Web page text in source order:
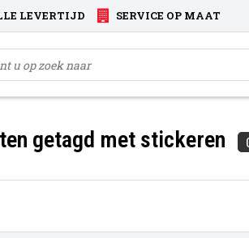
LEVERTIJD SERVICE OP MAAT
getagd met stickeren